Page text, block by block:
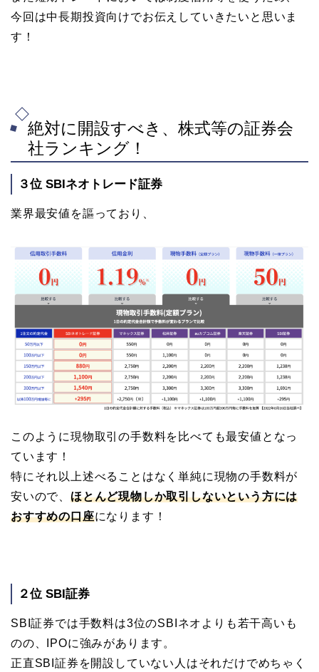
今回は中長期投資向けでお伝えしていきたいと思いま
す！
絶対に開設すべき、株式等の証券会
社ランキング！
３位 SBIネオトレード証券
業界最安値を謳っており、
このように現物取引の手数料を比べても最安値となっ
ています！
特にそれ以上述べることはなく単純に現物の手数料が
安いので、 ほとんど現物しか取引しないという方には
おすすめの口座になります！
２位 SBI証券
SBI証券では手数料は3位のSBIネオよりも若干高いも
のの、IPOに強みがあります。
正直SBI証券を開設していない人はそれだけでめちゃく